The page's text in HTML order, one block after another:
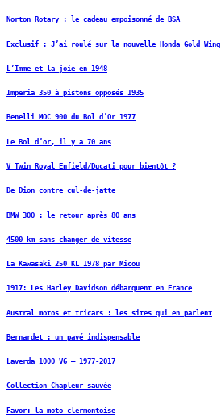
Norton Rotary : le cadeau empoisonné de BSA
Exclusif : J’ai roulé sur la nouvelle Honda Gold Wing
L’Imme et la joie en 1948
Imperia 350 à pistons opposés 1935
Benelli MOC 900 du Bol d’Or 1977
Le Bol d’or, il y a 70 ans
V Twin Royal Enfield/Ducati pour bientôt ?
De Dion contre cul-de-jatte
BMW 300 : le retour après 80 ans
4500 km sans changer de vitesse
La Kawasaki 250 KL 1978 par Micou
1917: Les Harley Davidson débarquent en France
Austral motos et tricars : les sites qui en parlent
Bernardet : un pavé indispensable
Laverda 1000 V6 – 1977-2017
Collection Chapleur sauvée
Favor: la moto clermontoise